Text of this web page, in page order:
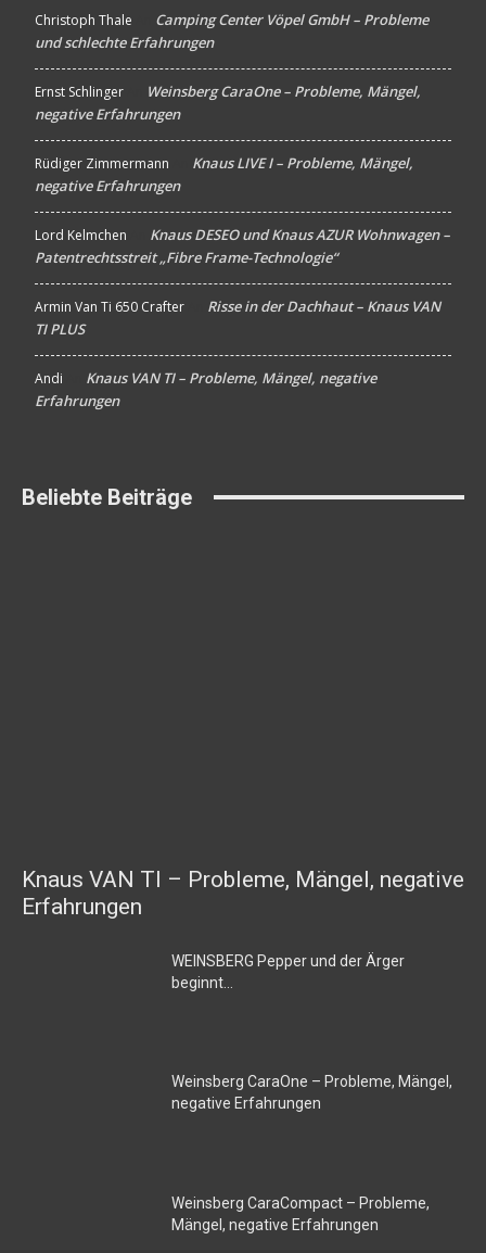
Christoph Thale
Camping Center Vöpel GmbH – Probleme
und schlechte Erfahrungen
Ernst Schlinger
Weinsberg CaraOne – Probleme, Mängel,
negative Erfahrungen
Rüdiger Zimmermann
Knaus LIVE I – Probleme, Mängel,
negative Erfahrungen
Lord Kelmchen
Knaus DESEO und Knaus AZUR Wohnwagen –
Patentrechtsstreit „Fibre Frame-Technologie“
Armin Van Ti 650 Crafter
Risse in der Dachhaut – Knaus VAN
TI PLUS
Andi
Knaus VAN TI – Probleme, Mängel, negative
Erfahrungen
Beliebte Beiträge
Knaus VAN TI – Probleme, Mängel, negative
Erfahrungen
WEINSBERG Pepper und der Ärger
beginnt…
Weinsberg CaraOne – Probleme, Mängel,
negative Erfahrungen
Weinsberg CaraCompact – Probleme,
Mängel, negative Erfahrungen